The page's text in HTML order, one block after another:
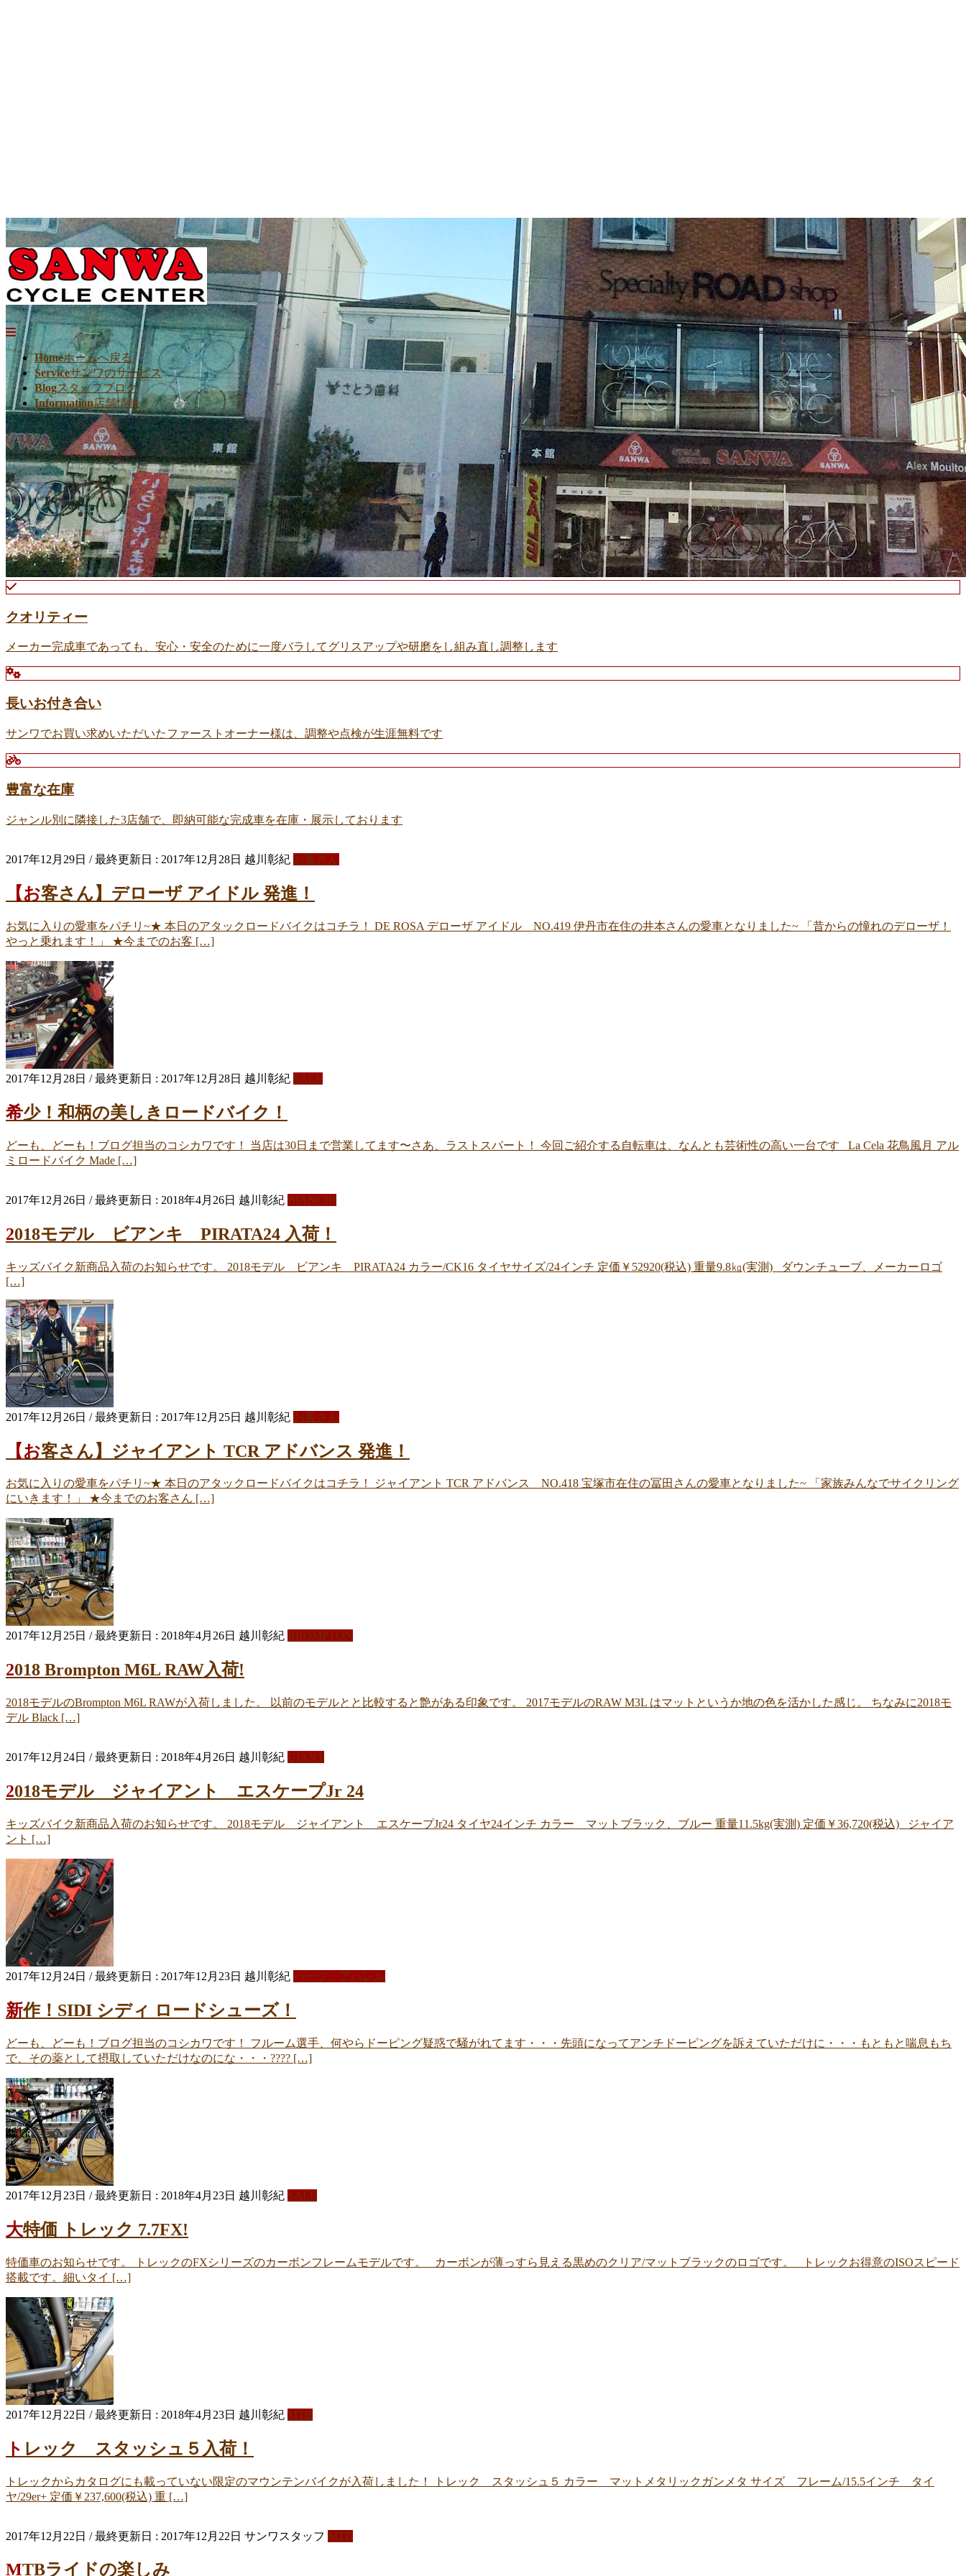
Homeホームへ戻る
Serviceサンワのサービス
Blogスタッフブログ
Information店舗情報
クオリティー
メーカー完成車であっても、安心・安全のために一度バラしてグリスアップや研磨をし組み直し調整します
長いお付き合い
サンワでお買い求めいただいたファーストオーナー様は、調整や点検が生涯無料です
豊富な在庫
ジャンル別に隣接した3店舗で、即納可能な完成車を在庫・展示しております
2017年12月29日 / 最終更新日 : 2017年12月28日 越川彰紀 お客さん
【お客さん】デローザ アイドル 発進！
お気に入りの愛車をパチリ~★ 本日のアタックロードバイクはコチラ！ DE ROSA デローザ アイドル NO.419 伊丹市在住の井本さんの愛車となりました~ 「昔からの憧れのデローザ！
やっと乗れます！」 ★今までのお客 […]
2017年12月28日 / 最終更新日 : 2017年12月28日 越川彰紀 SALE
希少！和柄の美しきロードバイク！
どーも、どーも！ブログ担当のコシカワです！ 当店は30日まで営業してます〜さあ、ラストスパート！ 今回ご紹介する自転車は、なんとも芸術性の高い一台です La Cela 花鳥風月 アル
ミロードバイク Made […]
2017年12月26日 / 最終更新日 : 2018年4月26日 越川彰紀 BIANCHI
2018モデル ビアンキ PIRATA24 入荷！
キッズバイク新商品入荷のお知らせです。 2018モデル ビアンキ PIRATA24 カラー/CK16 タイヤサイズ/24インチ 定価￥52920(税込) 重量9.8㎏(実測) ダウンチューブ、メーカーロゴ
[…]
2017年12月26日 / 最終更新日 : 2017年12月25日 越川彰紀 お客さん
【お客さん】ジャイアント TCR アドバンス 発進！
お気に入りの愛車をパチリ~★ 本日のアタックロードバイクはコチラ！ ジャイアント TCR アドバンス NO.418 宝塚市在住の冨田さんの愛車となりました~ 「家族みんなでサイクリング
にいきます！」 ★今までのお客さん […]
2017年12月25日 / 最終更新日 : 2018年4月26日 越川彰紀 BROMPTON
2018 Brompton M6L RAW入荷!
2018モデルのBrompton M6L RAWが入荷しました。 以前のモデルとと比較すると艶がある印象です。 2017モデルのRAW M3L はマットというか地の色を活かした感じ。 ちなみに2018モ
デル Black […]
2017年12月24日 / 最終更新日 : 2018年4月26日 越川彰紀 GIANT
2018モデル ジャイアント エスケープJr 24
キッズバイク新商品入荷のお知らせです。 2018モデル ジャイアント エスケープJr24 タイヤ24インチ カラー マットブラック、ブルー 重量11.5kg(実測) 定価￥36,720(税込) ジャイア
ント […]
2017年12月24日 / 最終更新日 : 2017年12月23日 越川彰紀 パーツ・アパレル
新作！SIDI シディ ロードシューズ！
どーも、どーも！ブログ担当のコシカワです！ フルーム選手、何やらドーピング疑惑で騒がれてます・・・先頭になってアンチドーピングを訴えていただけに・・・もともと喘息もち
で、その薬として摂取していただけなのにな・・・???? […]
2017年12月23日 / 最終更新日 : 2018年4月23日 越川彰紀 SALE
大特価 トレック 7.7FX!
特価車のお知らせです。 トレックのFXシリーズのカーボンフレームモデルです。 カーボンが薄っすら見える黒めのクリア/マットブラックのロゴです。 トレックお得意のISOスピード
搭載です。細いタイ […]
2017年12月22日 / 最終更新日 : 2018年4月23日 越川彰紀 MTB
トレック スタッシュ５入荷！
トレックからカタログにも載っていない限定のマウンテンバイクが入荷しました！ トレック スタッシュ５ カラー マットメタリックガンメタ サイズ フレーム/15.5インチ タイ
ヤ/29er+ 定価￥237,600(税込) 重 […]
2017年12月22日 / 最終更新日 : 2017年12月22日 サンワスタッフ MTB
MTBライドの楽しみ